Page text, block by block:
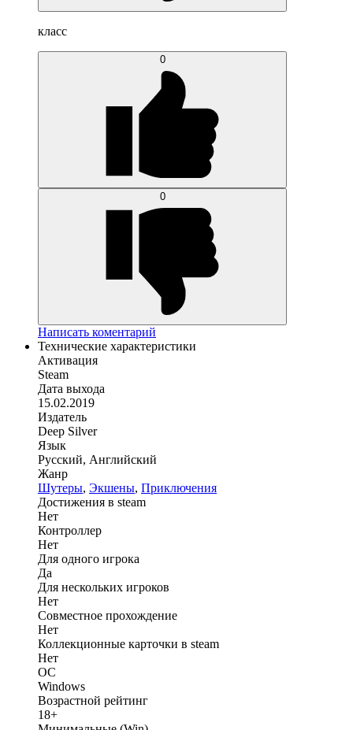
класс
0
0
Написать коментарий
Технические характеристики
Активация
Steam
Дата выхода
15.02.2019
Издатель
Deep Silver
Язык
Русский, Английский
Жанр
Шутеры, Экшены, Приключения
Достижения в steam
Нет
Контроллер
Нет
Для одного игрока
Да
Для нескольких игроков
Нет
Совместное прохождение
Нет
Коллекционные карточки в steam
Нет
ОС
Windows
Возрастной рейтинг
18+